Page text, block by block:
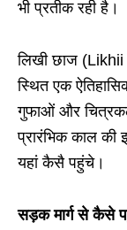
भी प्रतीक रही है।
लिखी छाज (Likhii
स्थित एक
गुफाओं और
प्रारंभिक काल
यहां कैसै पहुंचे।
सड़क मार्ग से कैसे